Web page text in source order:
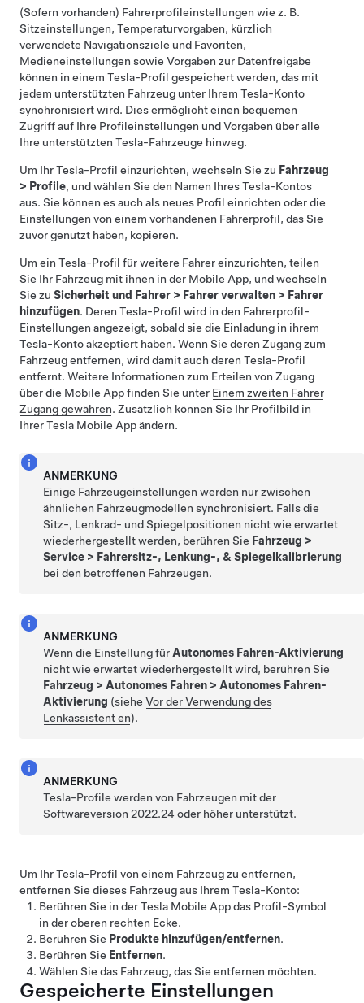
(Sofern vorhanden) Fahrerprofileinstellungen wie z. B.
Sitzeinstellungen, Temperaturvorgaben, kürzlich
verwendete Navigationsziele und Favoriten,
Medieneinstellungen sowie Vorgaben zur Datenfreigabe
können in einem Tesla-Profil gespeichert werden, das mit
jedem unterstützten Fahrzeug unter Ihrem Tesla-Konto
synchronisiert wird. Dies ermöglicht einen bequemen
Zugriff auf Ihre Profileinstellungen und Vorgaben über alle
Ihre unterstützten Tesla-Fahrzeuge hinweg.
Um Ihr Tesla-Profil einzurichten, wechseln Sie zu Fahrzeug
> Profile, und wählen Sie den Namen Ihres Tesla-Kontos
aus. Sie können es auch als neues Profil einrichten oder die
Einstellungen von einem vorhandenen Fahrerprofil, das Sie
zuvor genutzt haben, kopieren.
Um ein Tesla-Profil für weitere Fahrer einzurichten, teilen
Sie Ihr Fahrzeug mit ihnen in der Mobile App, und wechseln
Sie zu Sicherheit und Fahrer > Fahrer verwalten > Fahrer
hinzufügen. Deren Tesla-Profil wird in den Fahrerprofil-
Einstellungen angezeigt, sobald sie die Einladung in ihrem
Tesla-Konto akzeptiert haben. Wenn Sie deren Zugang zum
Fahrzeug entfernen, wird damit auch deren Tesla-Profil
entfernt. Weitere Informationen zum Erteilen von Zugang
über die Mobile App finden Sie unter Einem zweiten Fahrer
Zugang gewähren. Zusätzlich können Sie Ihr Profilbild in
Ihrer Tesla Mobile App ändern.
ANMERKUNG
Einige Fahrzeugeinstellungen werden nur zwischen
ähnlichen Fahrzeugmodellen synchronisiert. Falls die
Sitz-, Lenkrad- und Spiegelpositionen nicht wie erwartet
wiederhergestellt werden, berühren Sie Fahrzeug >
Service > Fahrersitz-, Lenkung-, & Spiegelkalibrierung
bei den betroffenen Fahrzeugen.
ANMERKUNG
Wenn die Einstellung für Autonomes Fahren-Aktivierung
nicht wie erwartet wiederhergestellt wird, berühren Sie
Fahrzeug > Autonomes Fahren > Autonomes Fahren-
Aktivierung (sieheVor der Verwendung des
Lenkassistent en).
ANMERKUNG
Tesla-Profile werden von Fahrzeugen mit der
Softwareversion 2022.24 oder höher unterstützt.
Um Ihr Tesla-Profil von einem Fahrzeug zu entfernen,
entfernen Sie dieses Fahrzeug aus Ihrem Tesla-Konto:
Berühren Sie in der Tesla Mobile App das Profil-Symbol
in der oberen rechten Ecke.
Berühren Sie Produkte hinzufügen/entfernen.
Berühren Sie Entfernen.
Wählen Sie das Fahrzeug, das Sie entfernen möchten.
Gespeicherte Einstellungen